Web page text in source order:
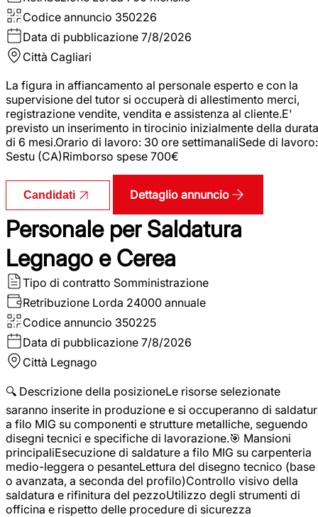
Codice annuncio 350226
Data di pubblicazione 7/8/2026
Città Cagliari
La figura in affiancamento al personale esperto e con la
supervisione del tutor si occuperà di allestimento merci,
registrazione vendite, vendita e assistenza al cliente.E'
previsto un inserimento in tirocinio inizialmente della durata
di 6 mesi.Orario di lavoro: 30 ore settimanaliSede di lavoro:
Sestu (CA)Rimborso spese 700€
Candidati Dettaglio annuncio
Personale per Saldatura
Legnago e Cerea
Tipo di contratto Somministrazione
Retribuzione Lorda 24000 annuale
Codice annuncio 350225
Data di pubblicazione 7/8/2026
Città Legnago
🔍 Descrizione della posizioneLe risorse selezionate
saranno inserite in produzione e si occuperanno di
a filo MIG su componenti e strutture metalliche, seguendo
disegni tecnici e specifiche di lavorazione.🎯 Mansioni
principaliEsecuzione di saldature a filo MIG su carpenteria
medio-leggera o pesanteLettura del disegno tecnico (base
o avanzata, a seconda del profilo)Controllo visivo della
saldatura e rifinitura del pezzoUtilizzo degli strumenti di
officina e rispetto delle procedure di sicurezza